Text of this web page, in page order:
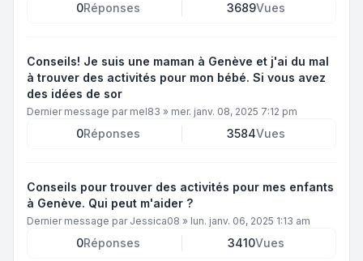
0Réponses 3689Vues
Conseils! Je suis une maman à Genève et j'ai du mal
à trouver des activités pour mon bébé. Si vous avez
des idées de sor
Dernier message par mel83 » mer. janv. 08, 2025 7:12 pm
0Réponses 3584Vues
Conseils pour trouver des activités pour mes enfants
à Genève. Qui peut m'aider ?
Dernier message par Jessica08 » lun. janv. 06, 2025 1:13 am
0Réponses 3410Vues